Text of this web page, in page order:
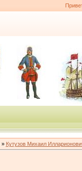
» Кутузов Михаил